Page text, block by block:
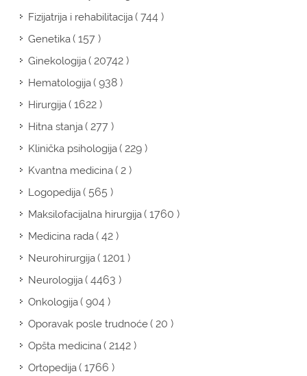
Fizijatrija i rehabilitacija( 744 )
Genetika( 157 )
Ginekologija( 20742 )
Hematologija( 938 )
Hirurgija( 1622 )
Hitna stanja( 277 )
Klinička psihologija( 229 )
Kvantna medicina( 2 )
Logopedija( 565 )
Maksilofacijalna hirurgija( 1760 )
Medicina rada( 42 )
Neurohirurgija( 1201 )
Neurologija( 4463 )
Onkologija( 904 )
Oporavak posle trudnoće( 20 )
Opšta medicina( 2142 )
Ortopedija( 1766 )